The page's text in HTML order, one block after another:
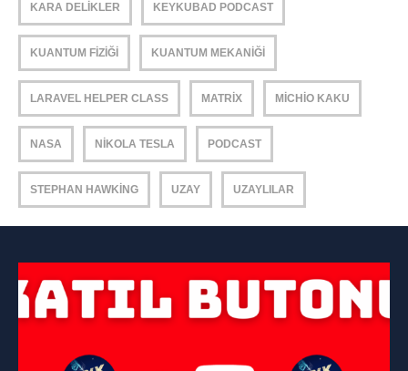
KARA DELIKLER KEYKUBAD PODCAST
KUANTUM FIZIĞI KUANTUM MEKANIĞI
LARAVEL HELPER CLASS MATRIX MICHIO KAKU
NASA NIKOLA TESLA PODCAST
STEPHAN HAWKING UZAY UZAYLILAR